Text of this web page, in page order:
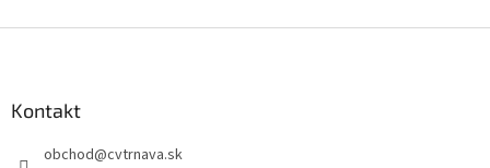
Kontakt
obchod@cvtrnava.sk